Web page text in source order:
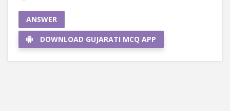
ANSWER
DOWNLOAD GUJARATI MCQ APP